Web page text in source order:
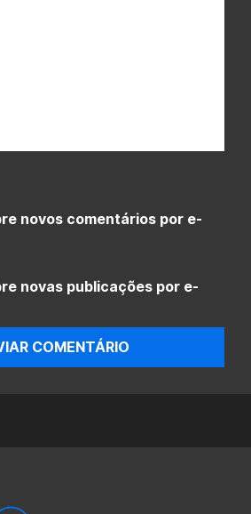
novos comentários por e-
novas publicações por e-
COMENTÁRIO